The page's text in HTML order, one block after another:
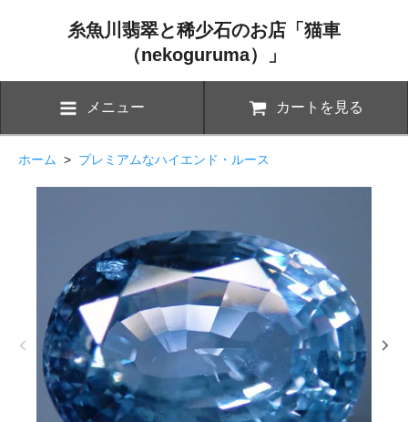
糸魚川翡翠と稀少石のお店「猫車
（nekoguruma）」
メニュー カートを見る
ホーム > プレミアムなハイエンド・ルース